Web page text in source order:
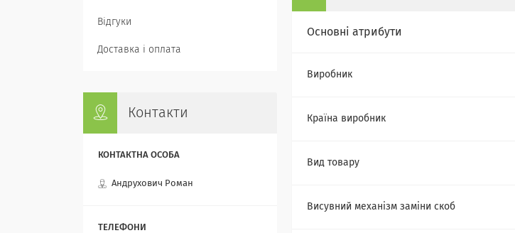
Основні атрибути
Виробник
Країна виробник
Вид товару
Висувний механізм заміни скоб
Відгуки
Доставка і оплата
Контакти
Андрухович Роман